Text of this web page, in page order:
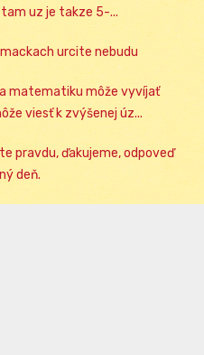
uz je takze 5-...
urcite nebudu
matematiku môže vyvíjať
viesť k zvýšenej úz...
pravdu, ďakujeme, odpoveď
deň.